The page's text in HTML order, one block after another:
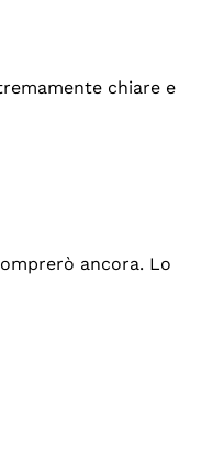
chiare e
ancora. Lo